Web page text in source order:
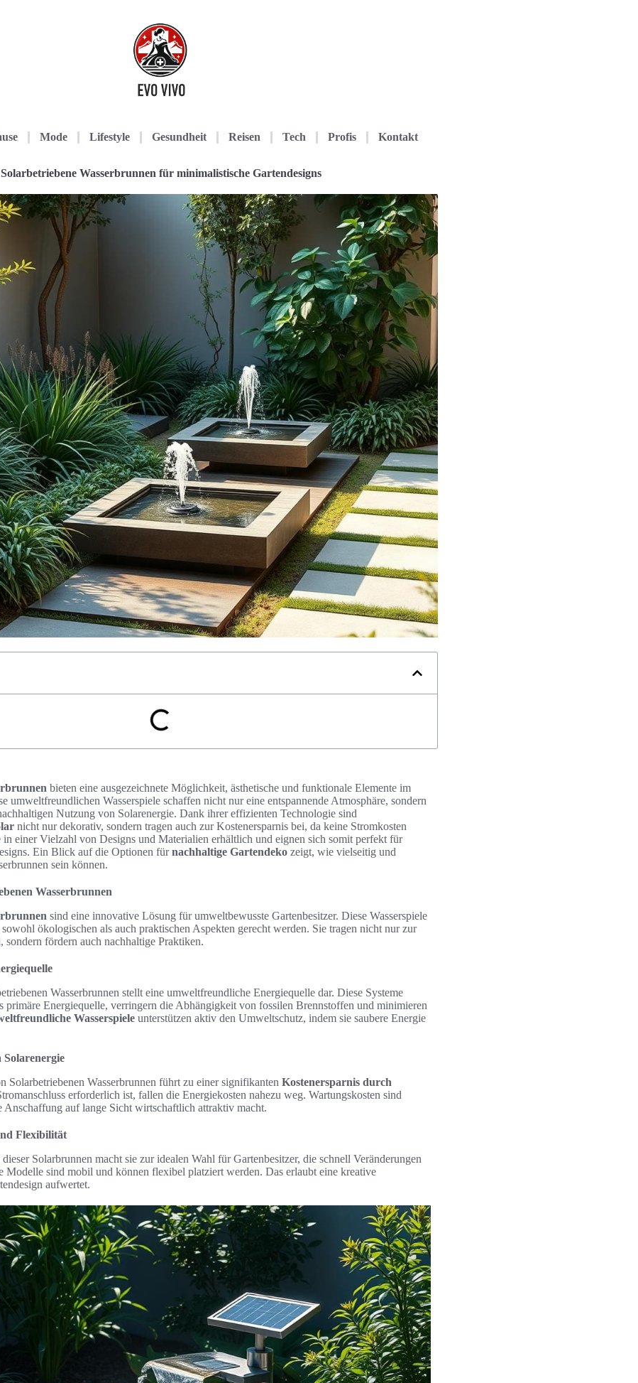
Mode Lifestyle Gesundheit Reisen Tech Profis Kontakt
Solarbetriebene Wasserbrunnen für minimalistische Gartendesigns
bieten eine ausgezeichnete Möglichkeit, ästhetische und funktionale Elemente im
umweltfreundlichen Wasserspiele schaffen nicht nur eine entspannende Atmosphäre, sondern
Nutzung von Solarenergie. Dank ihrer effizienten Technologie sind
nicht nur dekorativ, sondern tragen auch zur Kostenersparnis bei, da keine Stromkosten
in einer Vielzahl von Designs und Materialien erhältlich und eignen sich somit perfekt für
Ein Blick auf die Optionen fürnachhaltige Gartendeko zeigt, wie vielseitig und
sein können.
Wasserbrunnen
sind eine innovative Lösung für umweltbewusste Gartenbesitzer. Diese Wasserspiele
ökologischen als auch praktischen Aspekten gerecht werden. Sie tragen nicht nur zur
sondern fördern auch nachhaltige Praktiken.
Wasserbrunnen stellt eine umweltfreundliche Energiequelle dar. Diese Systeme
primäre Energiequelle, verringern die Abhängigkeit von fossilen Brennstoffen und minimieren
Wasserspiele unterstützen aktiv den Umweltschutz, indem sie saubere Energie
Solarbetriebenen Wasserbrunnen führt zu einer signifikanten Kostenersparnis durch
erforderlich ist, fallen die Energiekosten nahezu weg. Wartungskosten sind
Anschaffung auf lange Sicht wirtschaftlich attraktiv macht.
Flexibilität
Solarbrunnen macht sie zur idealen Wahl für Gartenbesitzer, die schnell Veränderungen
Modelle sind mobil und können flexibel platziert werden. Das erlaubt eine kreative
aufwertet.